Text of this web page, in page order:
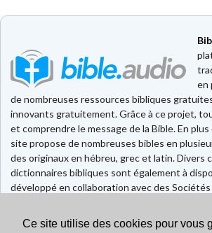
Ce site utilise des cookies pour vous
en
de nombreuses ressources bibliques
innovants gratuitement. Grâce à ce projet,
et comprendre le message de la Bible. En plus
site propose de nombreuses bibles en
des originaux en hébreu, grec et latin. Divers
dictionnaires bibliques sont également à
développé en collaboration avec des
Faire un don